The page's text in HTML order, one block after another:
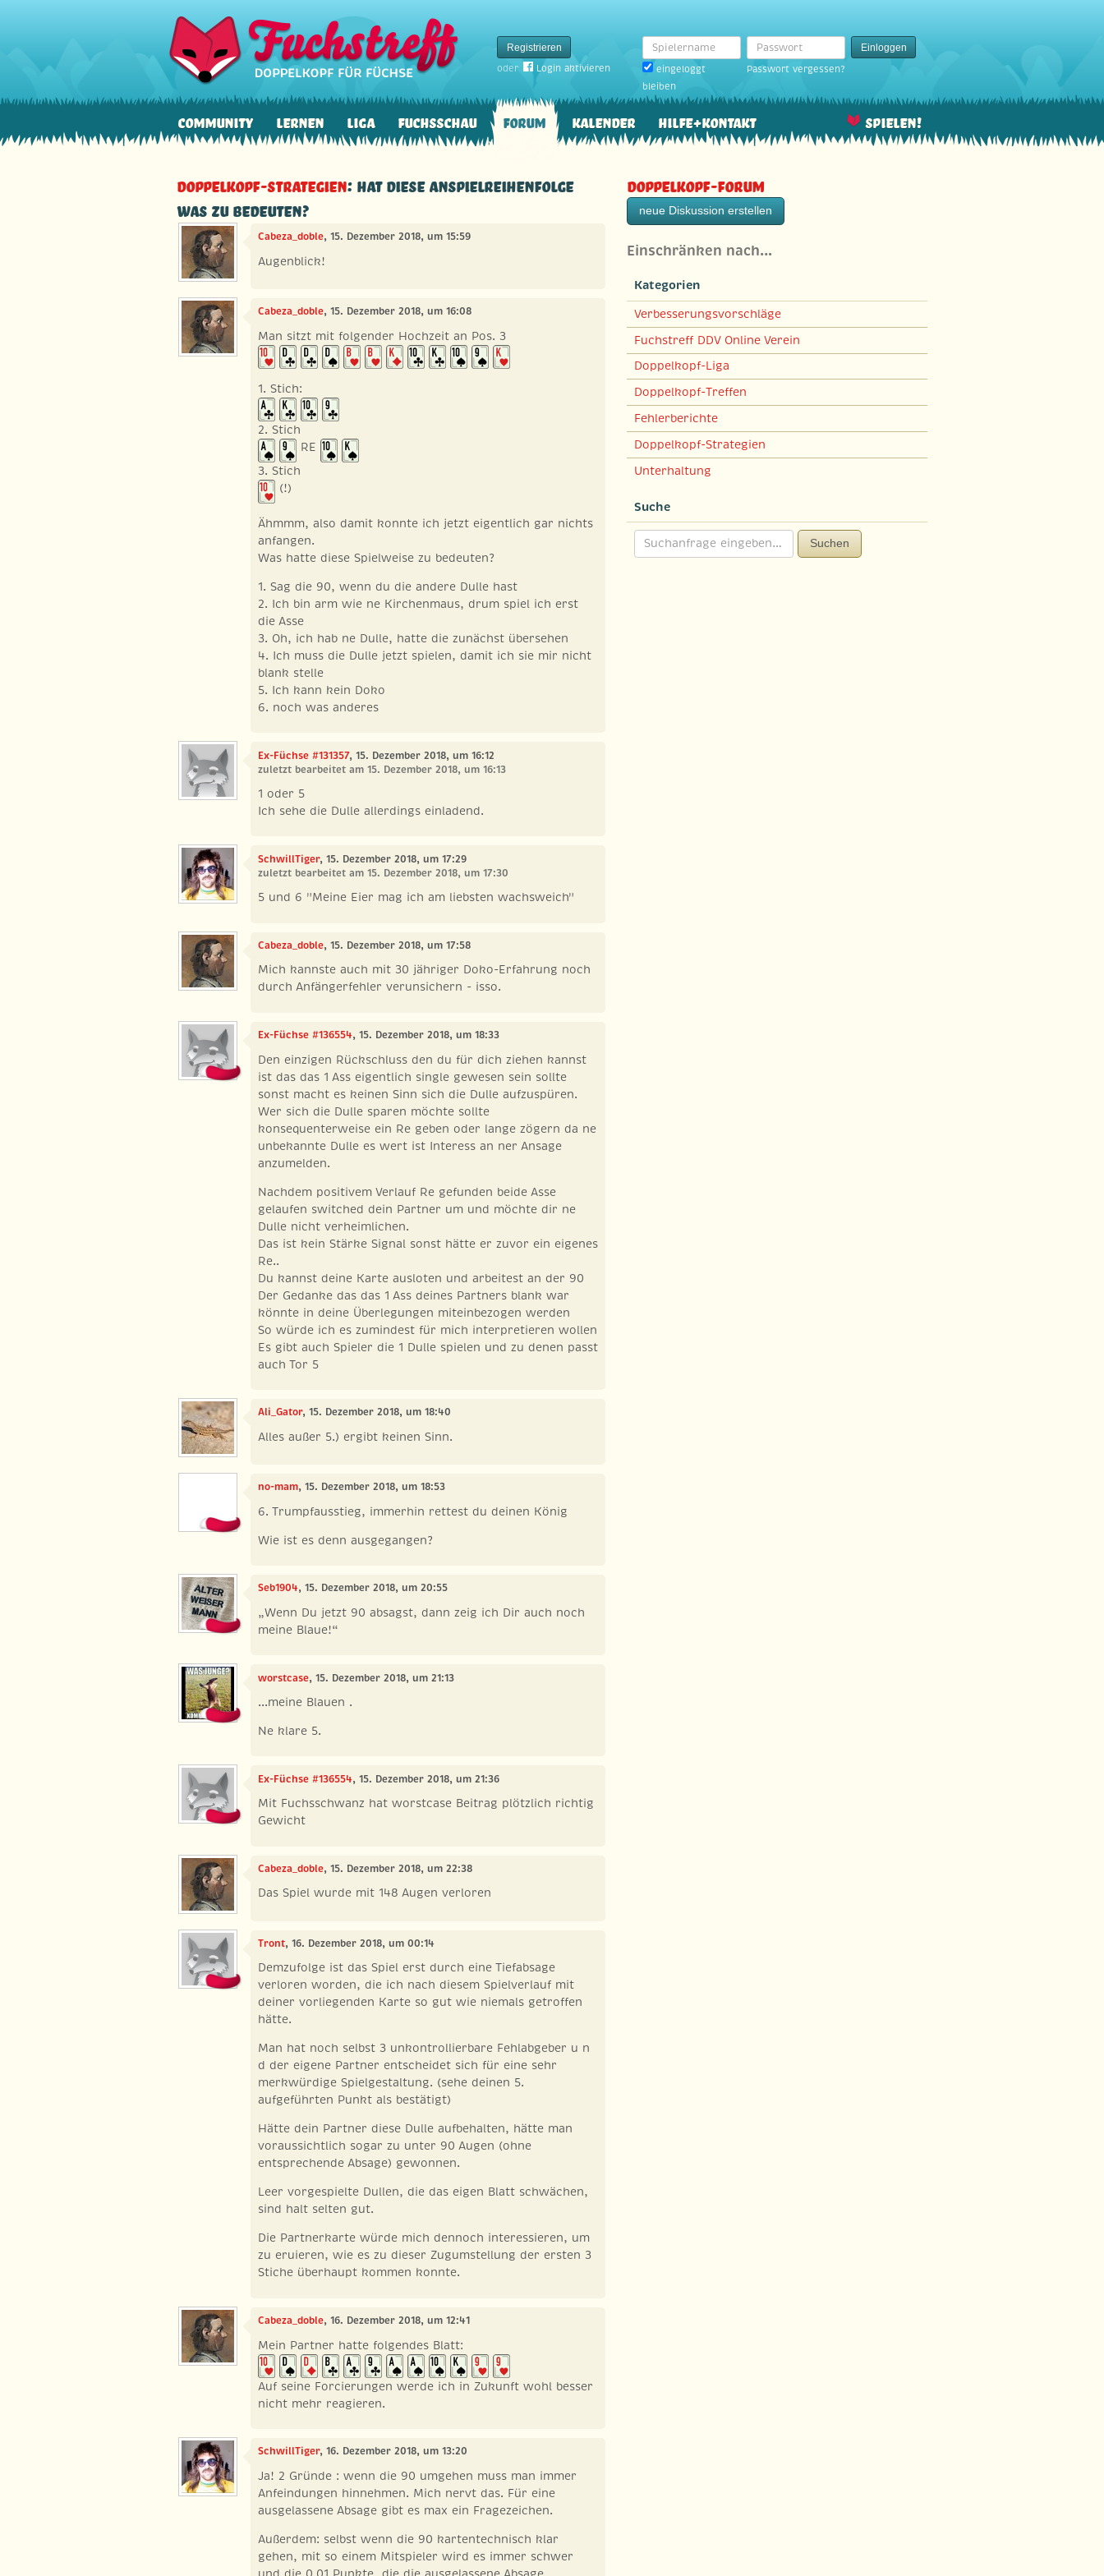
Registrieren
oder
Login aktivieren
Spielername
eingeloggt
bleiben
Passwort
Einloggen
Passwort vergessen?
Community Lernen Liga Fuchsschau Forum Kalender Hilfe+Kontakt Spielen!
Doppelkopf-Strategien: Hat diese Anspielreihenfolge
was zu bedeuten?
Cabeza_doble, 15. Dezember 2018, um 15:59
Augenblick!
Cabeza_doble, 15. Dezember 2018, um 16:08
Man sitzt mit folgender Hochzeit an Pos. 3
1. Stich:
2. Stich
RE
3. Stich
(!)
Ähmmm, also damit konnte ich jetzt eigentlich gar nichts
anfangen.
Was hatte diese Spielweise zu bedeuten?
1. Sag die 90, wenn du die andere Dulle hast
2. Ich bin arm wie ne Kirchenmaus, drum spiel ich erst
die Asse
3. Oh, ich hab ne Dulle, hatte die zunächst übersehen
4. Ich muss die Dulle jetzt spielen, damit ich sie mir nicht
blank stelle
5. Ich kann kein Doko
6. noch was anderes
Ex-Füchse #131357, 15. Dezember 2018, um 16:12
zuletzt bearbeitet am 15. Dezember 2018, um 16:13
1 oder 5
Ich sehe die Dulle allerdings einladend.
SchwillTiger, 15. Dezember 2018, um 17:29
zuletzt bearbeitet am 15. Dezember 2018, um 17:30
5 und 6 "Meine Eier mag ich am liebsten wachsweich"
Cabeza_doble, 15. Dezember 2018, um 17:58
Mich kannste auch mit 30 jähriger Doko-Erfahrung noch
durch Anfängerfehler verunsichern - isso.
Ex-Füchse #136554, 15. Dezember 2018, um 18:33
Den einzigen Rückschluss den du für dich ziehen kannst
ist das das 1 Ass eigentlich single gewesen sein sollte
sonst macht es keinen Sinn sich die Dulle aufzuspüren.
Wer sich die Dulle sparen möchte sollte
konsequenterweise ein Re geben oder lange zögern da ne
unbekannte Dulle es wert ist Interess an ner Ansage
anzumelden.
Nachdem positivem Verlauf Re gefunden beide Asse
gelaufen switched dein Partner um und möchte dir ne
Dulle nicht verheimlichen.
Das ist kein Stärke Signal sonst hätte er zuvor ein eigenes
Re..
Du kannst deine Karte ausloten und arbeitest an der 90
Der Gedanke das das 1 Ass deines Partners blank war
könnte in deine Überlegungen miteinbezogen werden
So würde ich es zumindest für mich interpretieren wollen
Es gibt auch Spieler die 1 Dulle spielen und zu denen passt
auch Tor 5
Ali_Gator, 15. Dezember 2018, um 18:40
Alles außer 5.) ergibt keinen Sinn.
no-mam, 15. Dezember 2018, um 18:53
6. Trumpfausstieg, immerhin rettest du deinen König
Wie ist es denn ausgegangen?
Seb1904, 15. Dezember 2018, um 20:55
„Wenn Du jetzt 90 absagst, dann zeig ich Dir auch noch
meine Blaue!“
worstcase, 15. Dezember 2018, um 21:13
...meine Blauen .
Ne klare 5.
Ex-Füchse #136554, 15. Dezember 2018, um 21:36
Mit Fuchsschwanz hat worstcase Beitrag plötzlich richtig
Gewicht
Cabeza_doble, 15. Dezember 2018, um 22:38
Das Spiel wurde mit 148 Augen verloren
Tront, 16. Dezember 2018, um 00:14
Demzufolge ist das Spiel erst durch eine Tiefabsage
verloren worden, die ich nach diesem Spielverlauf mit
deiner vorliegenden Karte so gut wie niemals getroffen
hätte.
Man hat noch selbst 3 unkontrollierbare Fehlabgeber u n
d der eigene Partner entscheidet sich für eine sehr
merkwürdige Spielgestaltung. (sehe deinen 5.
aufgeführten Punkt als bestätigt)
Hätte dein Partner diese Dulle aufbehalten, hätte man
voraussichtlich sogar zu unter 90 Augen (ohne
entsprechende Absage) gewonnen.
Leer vorgespielte Dullen, die das eigen Blatt schwächen,
sind halt selten gut.
Die Partnerkarte würde mich dennoch interessieren, um
zu eruieren, wie es zu dieser Zugumstellung der ersten 3
Stiche überhaupt kommen konnte.
Cabeza_doble, 16. Dezember 2018, um 12:41
Mein Partner hatte folgendes Blatt:
Auf seine Forcierungen werde ich in Zukunft wohl besser
nicht mehr reagieren.
SchwillTiger, 16. Dezember 2018, um 13:20
Ja! 2 Gründe : wenn die 90 umgehen muss man immer
Anfeindungen hinnehmen. Mich nervt das. Für eine
ausgelassene Absage gibt es max ein Fragezeichen.
Außerdem: selbst wenn die 90 kartentechnisch klar
gehen, mit so einem Mitspieler wird es immer schwer
Doppelkopf-Forum
neue Diskussion erstellen
Einschränken nach…
Kategorien
Verbesserungsvorschläge
Fuchstreff DDV Online Verein
Doppelkopf-Liga
Doppelkopf-Treffen
Fehlerberichte
Doppelkopf-Strategien
Unterhaltung
Suche
Suchen